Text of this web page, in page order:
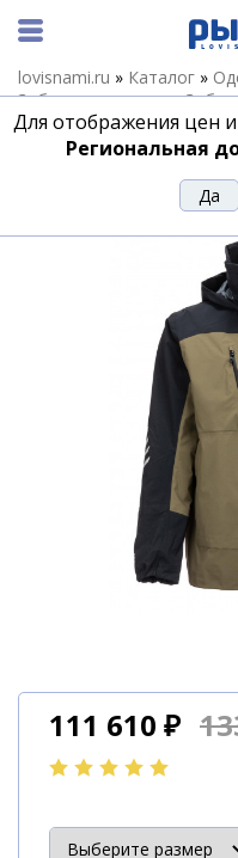
lovisnami.ru » Каталог »
Забродные куртки»
SIMMS PRODRY JACKET
КУРТКА SIMMS
111 610 ₽
Для отображения цен
Региональная